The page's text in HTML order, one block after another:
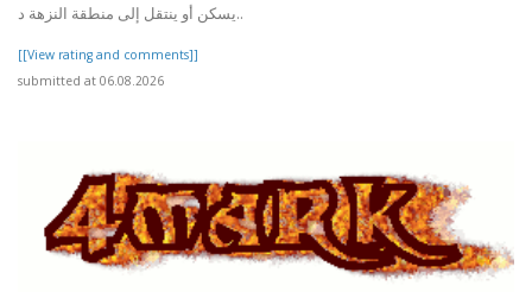
يسكن أو ينتقل إلى منطقة النزهة د..
[[View rating and comments]]
submitted at 06.08.2026